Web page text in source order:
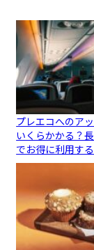
プレエコへのアッ
いくらかかる？
でお得に利用す